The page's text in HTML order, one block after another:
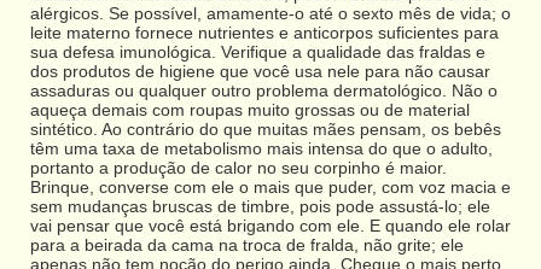
alérgicos. Se possível, amamente-o até o sexto mês de vida; o
leite materno fornece nutrientes e anticorpos suficientes para
sua defesa imunológica. Verifique a qualidade das fraldas e
dos produtos de higiene que você usa nele para não causar
assaduras ou qualquer outro problema dermatológico. Não o
aqueça demais com roupas muito grossas ou de material
sintético. Ao contrário do que muitas mães pensam, os bebês
têm uma taxa de metabolismo mais intensa do que o adulto,
portanto a produção de calor no seu corpinho é maior.
Brinque, converse com ele o mais que puder, com voz macia e
sem mudanças bruscas de timbre, pois pode assustá-lo; ele
vai pensar que você está brigando com ele. E quando ele rolar
para a beirada da cama na troca de fralda, não grite; ele
apenas não tem noção do perigo ainda. Chegue o mais perto